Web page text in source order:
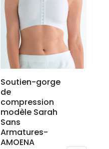
Soutien-gorge
de
compression
modèle Sarah
Sans
Armatures-
AMOENA